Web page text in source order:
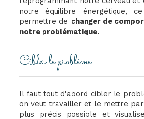
notre équilibre énergétique,
permettre de changer de
notre problématique.
Cibler le problème
Il faut tout d'abord cibler le
on veut travailler et le mettre par
plus précis possible et